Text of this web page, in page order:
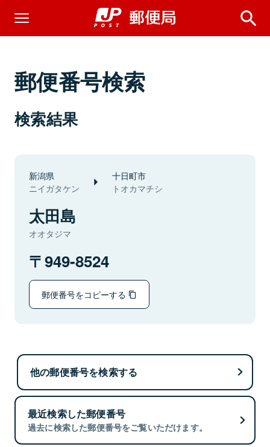
郵便番号検索
検索結果
新潟県
ニイガタケン
十日町市
トオカマチシ
太田島
オオタジマ
949-8524
郵便番号をコピーする
他の郵便番号を検索する
最近検索した郵便番号
過去に検索した郵便番号をご覧いただけます。